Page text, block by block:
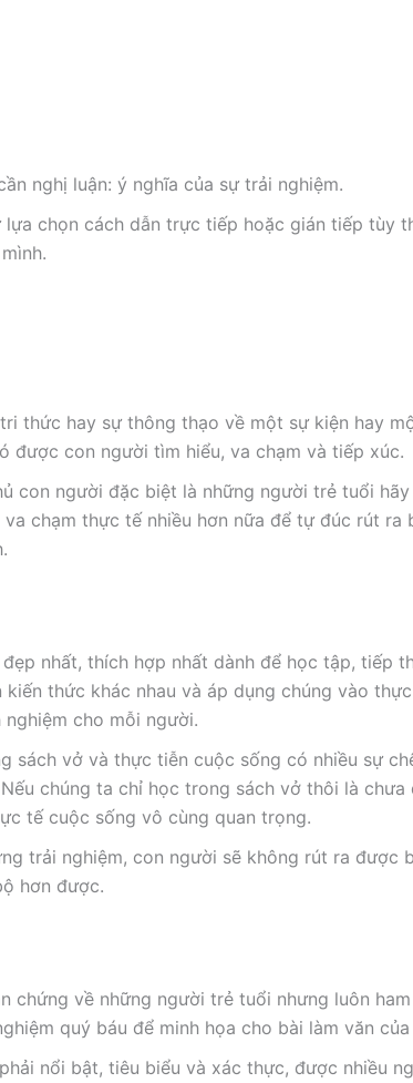
nghị luận: ý nghĩa của sự trải nghiệm.
lựa chọn cách dẫn trực tiếp hoặc gián tiếp tùy
thức hay sự thông thạo về một sự kiện hay
được con người tìm hiểu, va chạm và tiếp xúc.
con người đặc biệt là những người trẻ tuổi
chạm thực tế nhiều hơn nữa để tự đúc rút ra
nhất, thích hợp nhất dành để học tập, tiếp
kiến thức khác nhau và áp dụng chúng vào
cho mỗi người.
sách vở và thực tiễn cuộc sống có nhiều sự
chúng ta chỉ học trong sách vở thôi là chưa
tế cuộc sống vô cùng quan trọng.
trải nghiệm, con người sẽ không rút ra được
hơn được.
chứng về những người trẻ tuổi nhưng luôn
quý báu để minh họa cho bài làm văn của
nổi bật, tiêu biểu và xác thực, được nhiều